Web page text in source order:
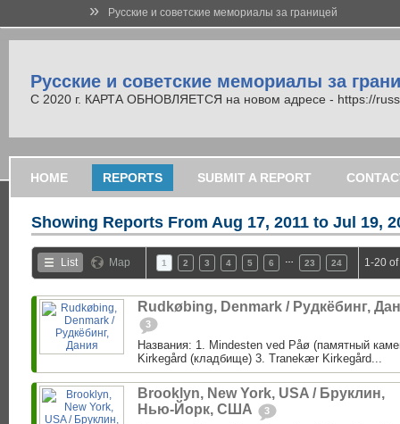
» Русские и советские мемориалы за границей
Русские и советские мемориалы за
С 2020 г. КАРТА ОБНОВЛЯЕТСЯ на новом адресе - https://
HOME REPORTS SUBMIT A REPORT
Showing Reports From Aug 17, 2011 to Jul 19,
List Map 1 2 3 4 5 6 23 24 1-20
Rudkøbing, Denmark / Рудкёбинг,
3
Названия: 1. Mindesten ved Påø (памятный
Kirkegård (кладбище) 3. Tranekær Kirkegård...
Brooklyn, New York, USA / Бруклин,
Нью-Йорк, США
3